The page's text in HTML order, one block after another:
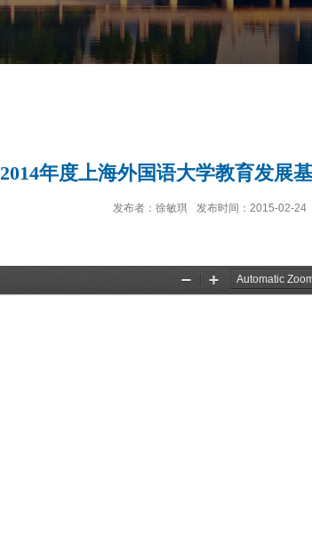
2014年度上海外国语大学教育发展
发布者：徐敏琪 发布时间：2015-02-24